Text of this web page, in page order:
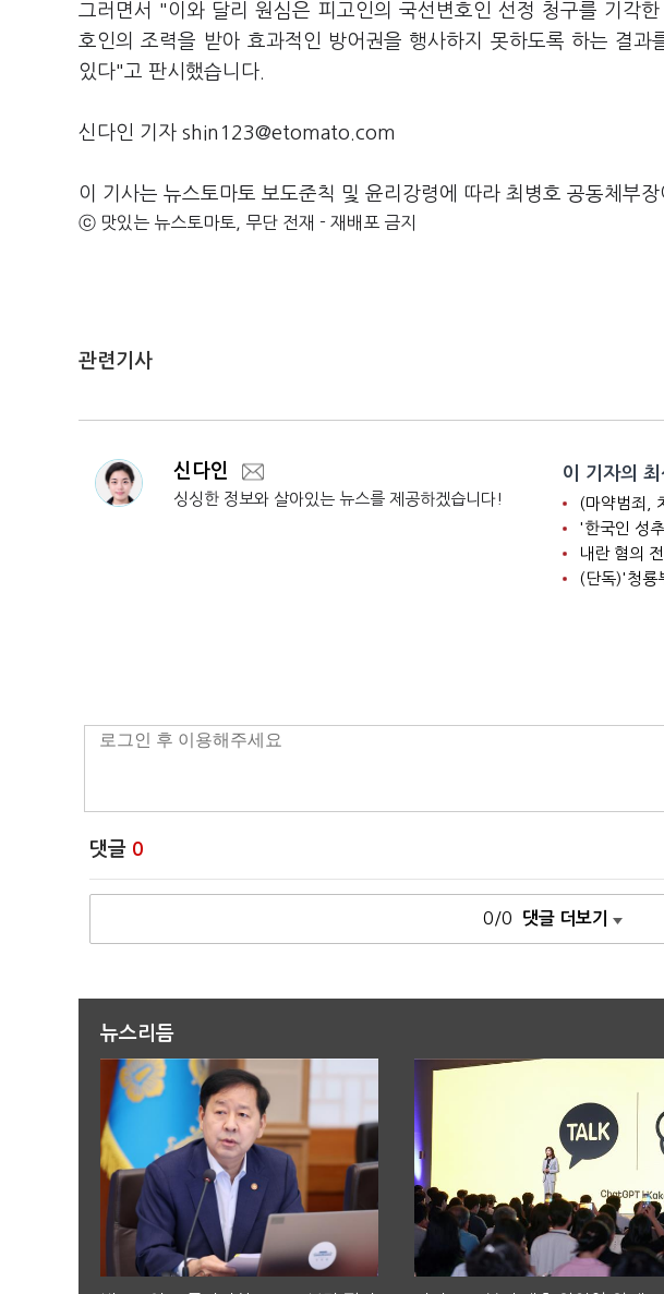
그러면서 "이와 달리 원심은 피고인의 국선변호인 선정 청구를 기각
호인의 조력을 받아 효과적인 방어권을 행사하지 못하도록 하는 결과
있다"고 판시했습니다.
신다인 기자 shin123@etomato.com
이 기사는 뉴스토마토 보도준칙 및 윤리강령에 따라 최병호 공동체부장
ⓒ 맛있는 뉴스토마토, 무단 전재 - 재배포 금지
관련기사
신다인
싱싱한 정보와 살아있는 뉴스를 제공하겠습니다!
이 기자의 최
'한국인 성
내란 혐의
(단독)'청룡
댓글 0
0/0 댓글 더보기
뉴스리듬